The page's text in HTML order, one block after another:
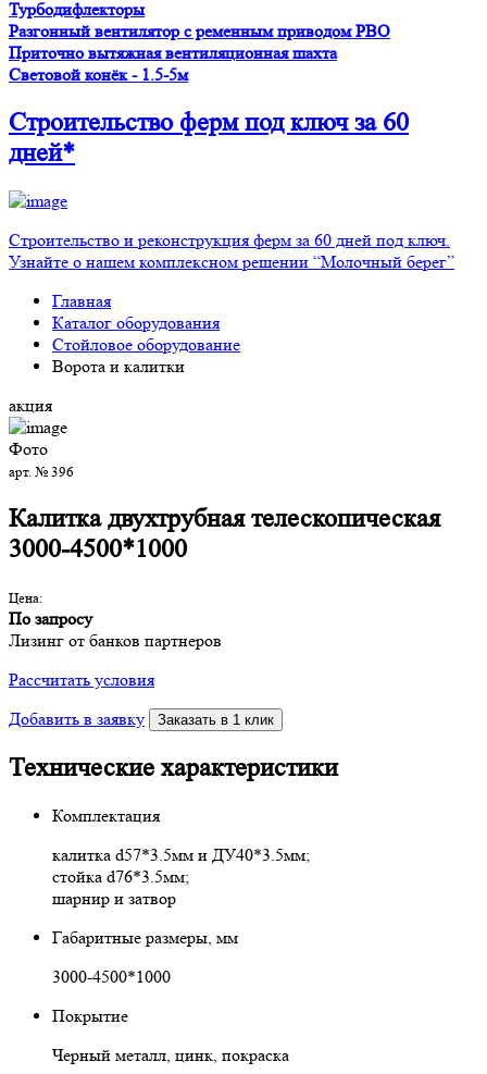
Турбодифлекторы
Разгонный вентилятор с ременным приводом PBO
Приточно вытяжная вентиляционная шахта
Световой конёк - 1.5-5м
Строительство фермпод ключ за 60
дней*
Строительство и реконструкция ферм за 60 дней под ключ.
Узнайте о нашем комплексном решении “Молочный берег”
Главная
Каталог оборудования
Стойловое оборудование
Ворота и калитки
акция
Фото
арт. № 396
Калитка двухтрубная телескопическая
3000-4500*1000
Цена:
По запросу
Лизинг от банков партнеров
Рассчитать условия
Добавить в заявку
Заказать в 1 клик
Технические характеристики
Комплектация
калитка d57*3.5мм и ДУ40*3.5мм;
стойка d76*3.5мм;
шарнир и затвор
Габаритные размеры, мм
3000-4500*1000
Покрытие
Черный металл, цинк, покраска